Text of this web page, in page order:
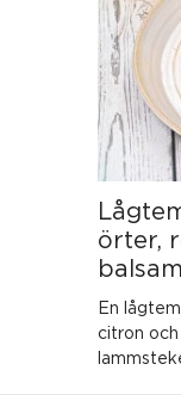
örter,
En
citron